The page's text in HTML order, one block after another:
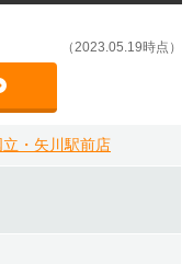
（2023.05.19時点）
・矢川駅前店